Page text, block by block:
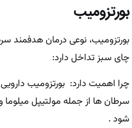
بورتزومیب
بورتزومیب، نوعی درمان هدفمند
چای سبز تداخل دارد:
چرا اهمیت دارد: بورتزومیب
سرطان ها از جمله مولتیپل
شود .